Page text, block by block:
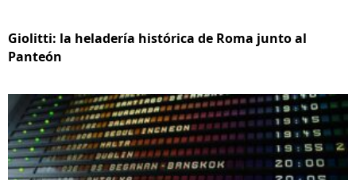
Giolitti: la heladería histórica de Roma junto al
Panteón